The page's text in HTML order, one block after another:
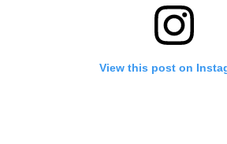
View this post on